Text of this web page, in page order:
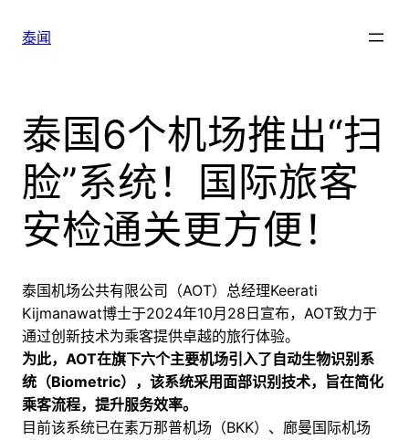
泰闻
泰国6个机场推出“扫
脸”系统！国际旅客
安检通关更方便！
泰国机场公共有限公司（AOT）总经理Keerati
Kijmanawat博士于2024年10月28日宣布，AOT致力于
通过创新技术为乘客提供卓越的旅行体验。
为此，AOT在旗下六个主要机场引入了自动生物识别系
统（Biometric），该系统采用面部识别技术，旨在简化
乘客流程，提升服务效率。
目前该系统已在素万那普机场（BKK）、廊曼国际机场